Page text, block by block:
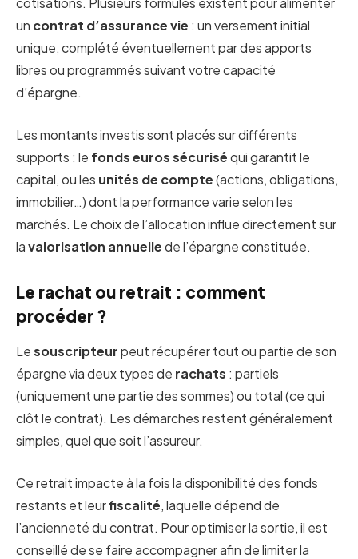
un contrat d’assurance vie : un versement initial
unique, complété éventuellement par des apports
libres ou programmés suivant votre capacité
d’épargne.
Les montants investis sont placés sur différents
supports : le fonds euros sécuriséqui garantit le
capital, ou les unités de compte(actions, obligations,
immobilier…) dont la performance varie selon les
marchés. Le choix de l’allocation influe directement sur
lavalorisation annuellede l’épargne constituée.
Le rachat ou retrait : comment
procéder ?
Lesouscripteurpeut récupérer tout ou partie de son
épargne via deux types de rachats : partiels
(uniquement une partie des sommes) ou total (ce qui
clôt le contrat). Les démarches restent généralement
simples, quel que soit l’assureur.
Ce retrait impacte à la fois la disponibilité des fonds
restants et leurfiscalité, laquelle dépend de
l’ancienneté du contrat. Pour optimiser la sortie, il est
conseillé de se faire accompagner afin de limiter la